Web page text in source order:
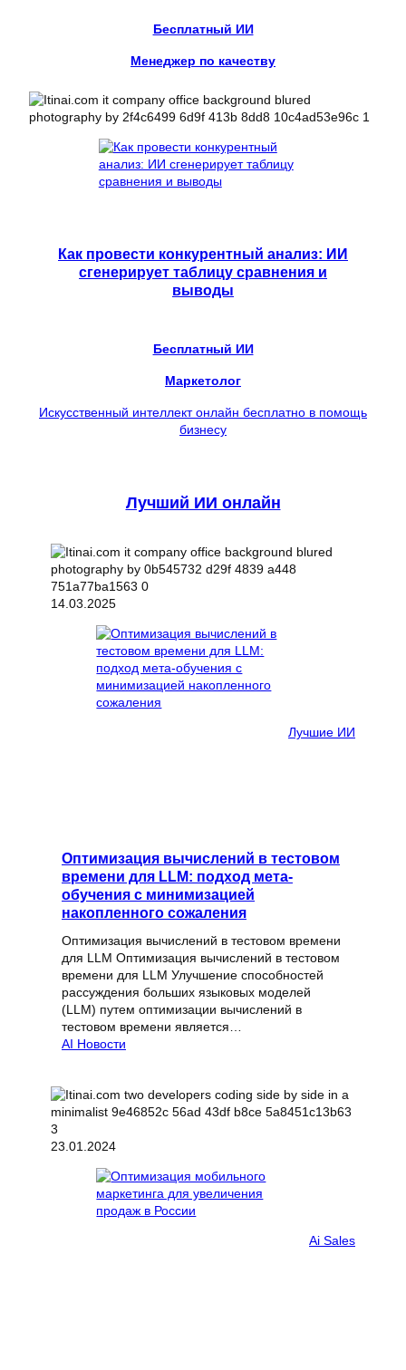
Бесплатный ИИ
Менеджер по качеству
Как провести конкурентный анализ: ИИ
сгенерирует таблицу сравнения и
выводы
Бесплатный ИИ
Маркетолог
Искусственный интеллект онлайн бесплатно в помощь
бизнесу
Лучший ИИ онлайн
14.03.2025
Лучшие ИИ
Оптимизация вычислений в тестовом
времени для LLM: подход мета-
обучения с минимизацией
накопленного сожаления
Оптимизация вычислений в тестовом времени
для LLM Оптимизация вычислений в тестовом
времени для LLM Улучшение способностей
рассуждения больших языковых моделей
(LLM) путем оптимизации вычислений в
тестовом времени является…
AI Новости
23.01.2024
Ai Sales